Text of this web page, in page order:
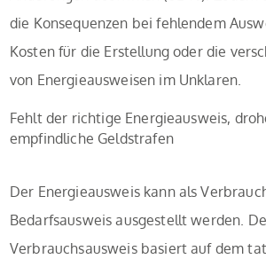
die Konsequenzen bei fehlendem
Kosten für die Erstellung oder die
von Energieausweisen im Unklaren.
Fehlt der richtige Energieausweis,
empfindliche Geldstrafen
Der Energieausweis kann als
Bedarfsausweis ausgestellt werden.
Verbrauchsausweis basiert auf dem